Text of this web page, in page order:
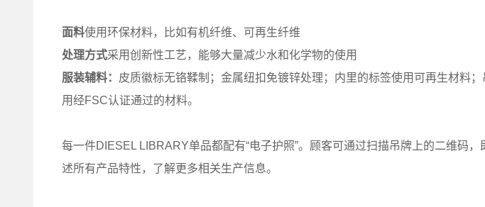
面料使用环保材料，比如有机纤维、可再生纤维
处理方式采用创新性工艺，能够大量减少水和化学物的使用
服装辅料： 皮质徽标无铬鞣制；金属纽扣免镀锌处理；内里的标签使用可再生材料
用经FSC认证通过的材料。
每一件DIESEL LIBRARY单品都配有“电子护照”。顾客可通过扫描吊牌上的二维码
述所有产品特性，了解更多相关生产信息。